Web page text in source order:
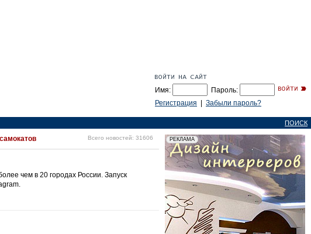
Имя:
Пароль:
Регистрация
Забыли пароль?
ПОИСК
Всего новостей: 31606
чем в 20 городах России. Запуск